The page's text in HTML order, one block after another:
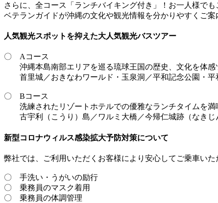
さらに、全コース「ランチバイキング付き」！お一人様でも
ベテランガイドが沖縄の文化や観光情報を分かりやすくご案
人気観光スポットを抑えた大人気観光バスツアー
〇 Aコース
沖縄本島南部エリアを巡る琉球王国の歴史、文化を体感
首里城／おきなわワールド・玉泉洞／平和記念公園・平
〇 Bコース
洗練されたリゾートホテルでの優雅なランチタイムを満
古宇利（こうり）島／ワルミ大橋／今帰仁城跡（なきじ
新型コロナウィルス感染拡大予防対策について
弊社では、ご利用いただくお客様により安心してご乗車い
〇 手洗い・うがいの励行
〇 乗務員のマスク着用
〇 乗務員の体調管理